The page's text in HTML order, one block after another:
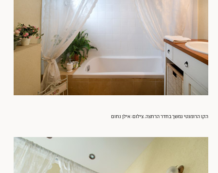
הקו הרומנטי נמשך בחדר הרחצה. צילום: אילן נחום